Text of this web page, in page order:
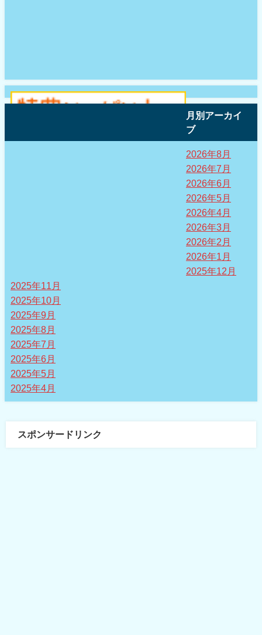
月別アーカイ
ブ
2026年8月
2026年7月
2026年6月
2026年5月
2026年4月
2026年3月
2026年2月
2026年1月
2025年12月
2025年11月
2025年10月
2025年9月
2025年8月
2025年7月
2025年6月
2025年5月
2025年4月
スポンサードリンク